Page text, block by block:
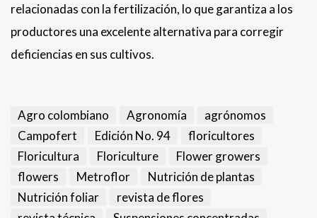
relacionadas con la fertilización, lo que garantiza a los
productores una excelente alternativa para corregir
deficiencias en sus cultivos.
Agro colombiano Agronomía
agrónomos
Campofert
Edición No. 94
floricultores
Floricultura
Floriculture
Flower growers
flowers
Metroflor
Nutrición de plantas
Nutrición foliar
revista de flores